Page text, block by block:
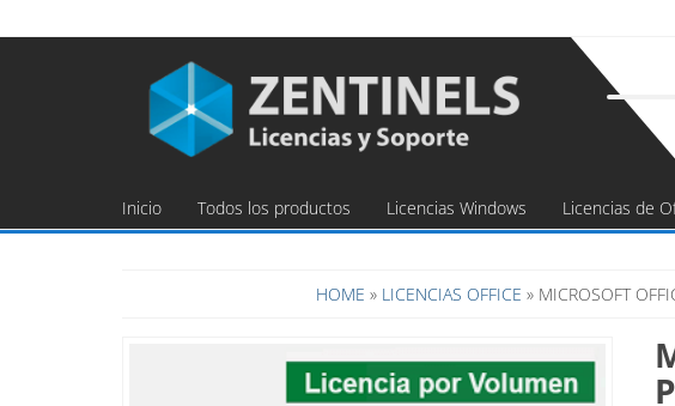
Inicio Todos los productos Licencias Windows Licencias de
HOME » LICENCIAS OFFICE » MICROSOFT